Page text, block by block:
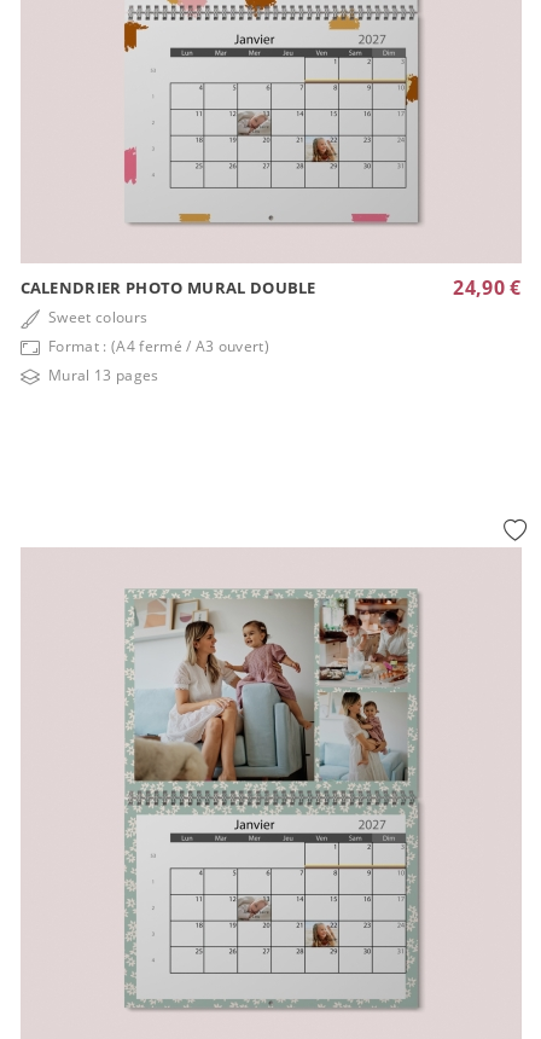
CALENDRIER PHOTO MURAL DOUBLE
Sweet colours
Format : (A4 fermé / A3 ouvert)
Mural 13 pages
24,90 €